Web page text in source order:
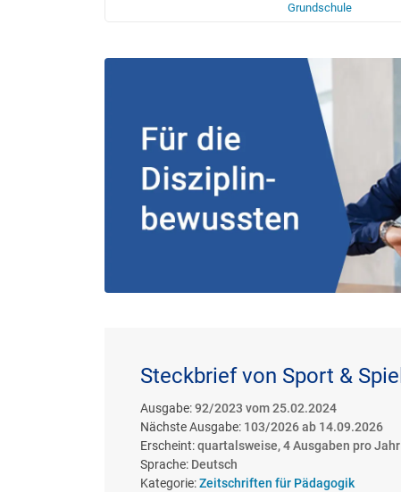
Grundschule
Steckbrief von Sport & Spiel
Ausgabe:92/2023 vom 25.02.2024
Nächste Ausgabe: 103/2026 ab 14.09.2026
Erscheint:quartalsweise, 4 Ausgaben pro Jahr
Sprache: Deutsch
Kategorie:Zeitschriften für Pädagogik